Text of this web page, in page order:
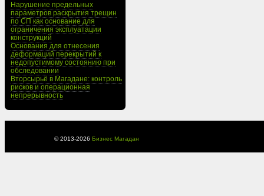
Нарушение предельных
параметров раскрытия трещин
по СП как основание для
ограничения эксплуатации
конструкций
Основания для отнесения
деформаций перекрытий к
недопустимому состоянию при
обследовании
Вторсырьё в Магадане: контроль
рисков и операционная
непрерывность
© 2013-2026 Бизнес Магадан